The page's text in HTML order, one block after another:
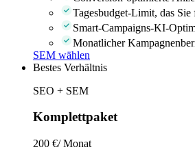
Tagesbudget-Limit, das Sie
Smart-Campaigns-KI-
Monatlicher
SEM wählen
Bestes Verhältnis
SEO + SEM
Komplettpaket
200 €/ Monat